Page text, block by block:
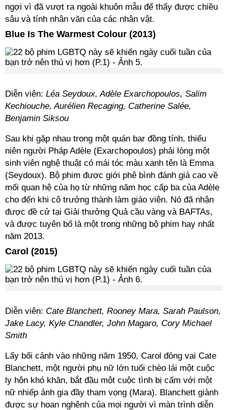
ngợi vì đã vượt ra ngoài khuôn mẫu để thấy được chiều
sâu và tính nhân văn của các nhân vật.
Blue Is The Warmest Colour (2013)
Diễn viên: Léa Seydoux, Adèle Exarchopoulos, Salim
Kechiouche, Aurélien Recaging, Catherine Salée,
Benjamin Siksou
Sau khi gặp nhau trong một quán bar đồng tính, thiếu
niên người Pháp Adèle (Exarchopoulos) phải lòng một
sinh viên nghệ thuật có mái tóc màu xanh tên là Emma
(Seydoux). Bộ phim được giới phê bình đánh giá cao về
mối quan hệ của họ từ những năm học cấp ba của Adèle
cho đến khi cô trưởng thành làm giáo viên. Nó đã nhận
được đề cử tại Giải thưởng Quả cầu vàng và BAFTAs,
và được tuyên bố là một trong những bộ phim hay nhất
năm 2013.
Carol (2015)
Diễn viên: Cate Blanchett, Rooney Mara, Sarah Paulson,
Jake Lacy, Kyle Chandler, John Magaro, Cory Michael
Smith
Lấy bối cảnh vào những năm 1950, Carol đóng vai Cate
Blanchett, một người phụ nữ lớn tuổi chèo lái một cuộc
ly hôn khó khăn, bắt đầu một cuộc tình bị cấm với một
nữ nhiếp ảnh gia đầy tham vọng (Mara). Blanchett giành
được sự hoan nghênh của mọi người vì màn trình diễn